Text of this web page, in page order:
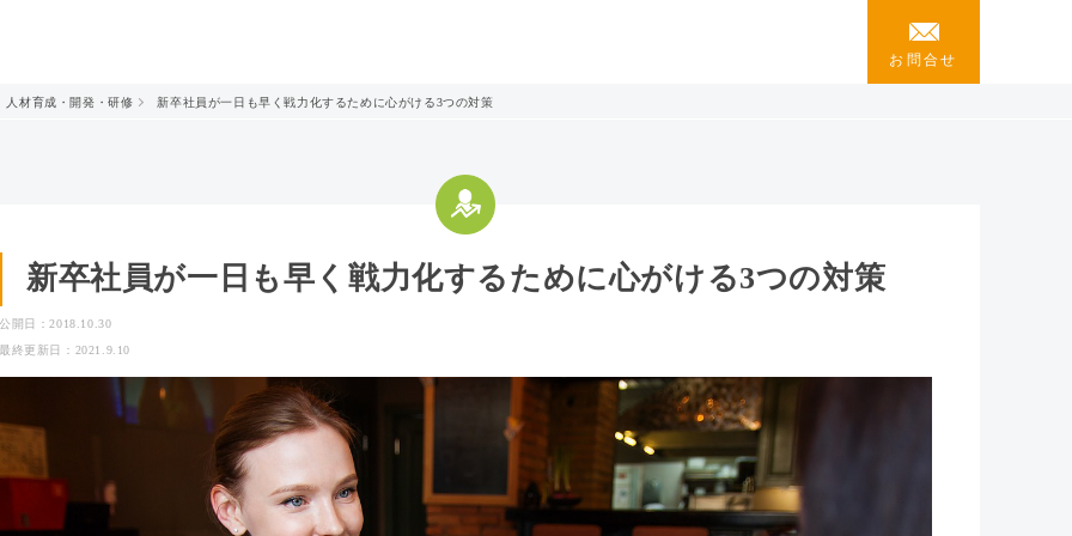
お問合せ
人材育成・開発・研修 新卒社員が一日も早く戦力化するために心がける3つの対策
新卒社員が一日も早く戦力化するために心がける3つの対策
公開日：2018.10.30
最終更新日：2021.9.10